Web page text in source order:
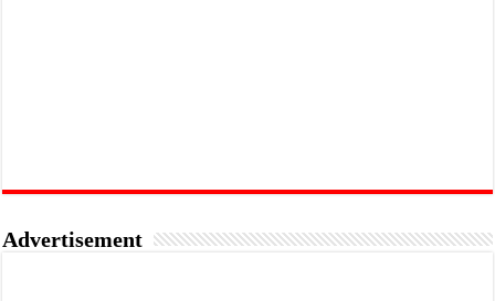
Advertisement